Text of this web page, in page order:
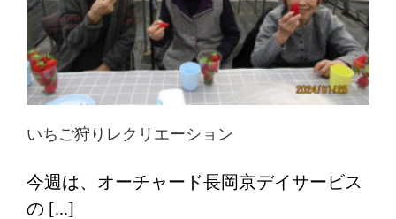
いちご狩りレクリエーション
今週は、オーチャード長岡京デイサービス
の [...]